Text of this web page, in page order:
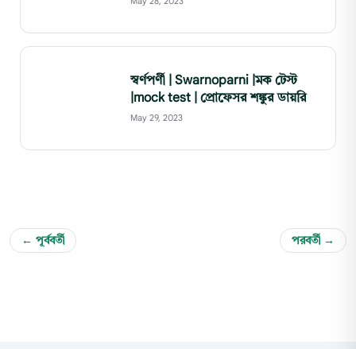
স্বর্ণপর্ণী | Swarnoparni |মক টেস্ট
|mock test | প্রোফেসর শঙ্কুর ডায়রি
May 29, 2023
← পূর্ববর্তী পরবর্তী →